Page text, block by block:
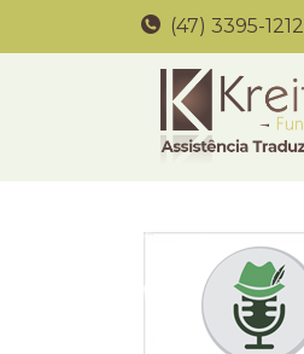
(47) 3395-1212